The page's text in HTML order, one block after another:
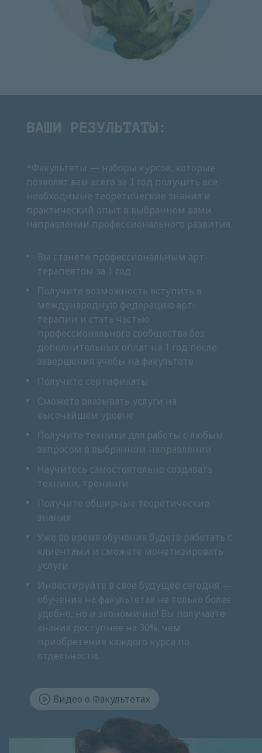
ВАШИ РЕЗУЛЬТАТЫ:
*Факультеты — наборы курсов, которые
позволят вам всего за 1 год получить все
необходимые теоретические знания и
практический опыт в выбранном вами
направлении профессионального развития.
Вы станете профессиональным арт-
терапевтом за 1 год
Получите возможность вступить в
международную федерацию арт-
терапии и стать частью
профессионального сообщества без
дополнительных оплат на 1 год после
завершения учебы на факультете
Получите сертификаты
Сможете оказывать услуги на
высочайшем уровне
Получите техники для работы с любым
запросом в выбранном направлении
Научитесь самостоятельно создавать
техники, тренинги
Получите обширные теоретические
знания
Уже во время обучения будете работать с
клиентами и сможете монетизировать
услуги
Инвестируйте в свое будущее сегодня —
обучение на факультетах не только более
удобно, но и экономично! Вы получаете
знания доступнее на 30%, чем
приобретение каждого курса по
отдельности.
Видео о Факультетах